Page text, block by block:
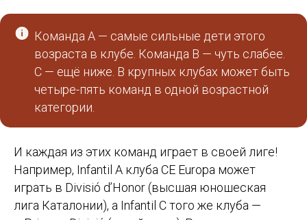
Команда A — самые сильные дети этого
возраста в клубе. Команда B — чуть слабее.
C — ещё ниже. В крупных клубах может быть
четыре-пять команд в одной возрастной
категории.
И каждая из этих команд играет в своей лиге!
Например, Infantil A клуба CE Europa может
играть в Divisió d’Honor (высшая юношеская
лига Каталонии), а Infantil C того же клуба —